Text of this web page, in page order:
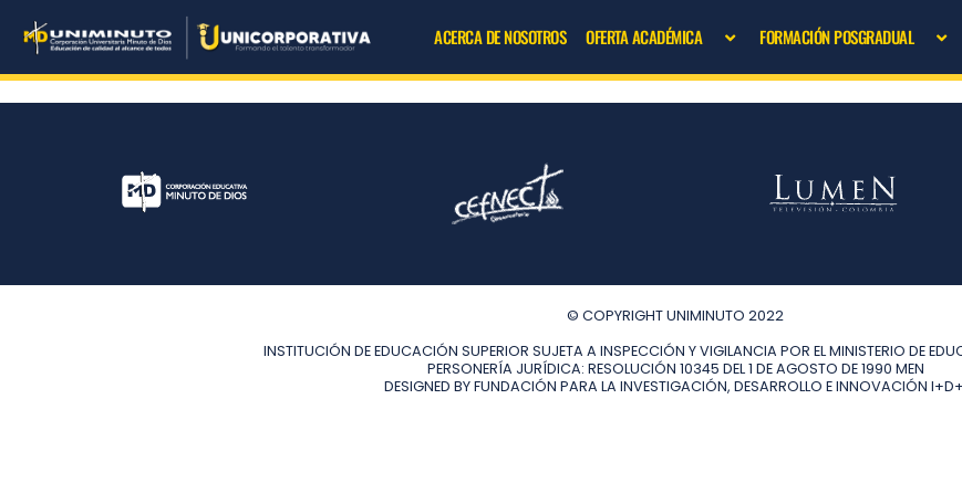
contenido
ACERCA DE NOSOTROS OFERTA ACADÉMICA FORMACIÓN POSGRADUAL
© COPYRIGHT UNIMINUTO 2022
INSTITUCIÓN DE EDUCACIÓN SUPERIOR SUJETA A INSPECCIÓN Y VIGILANCIA POR EL MINISTERIO DE
PERSONERÍA JURÍDICA: RESOLUCIÓN 10345 DEL 1 DE AGOSTO DE 1990 MEN
DESIGNED BY FUNDACIÓN PARA LA INVESTIGACIÓN, DESARROLLO E INNOVACIÓN